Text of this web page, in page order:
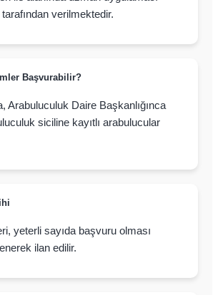
verilmektedir.
Başvurabilir?
Arabuluculuk Daire Başkanlığınca
siciline kayıtlı arabulucular
yeterli sayıda başvuru olması
ilan edilir.